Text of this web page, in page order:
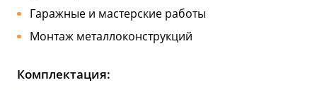
Гаражные и мастерские работы
Монтаж металлоконструкций
Комплектация: